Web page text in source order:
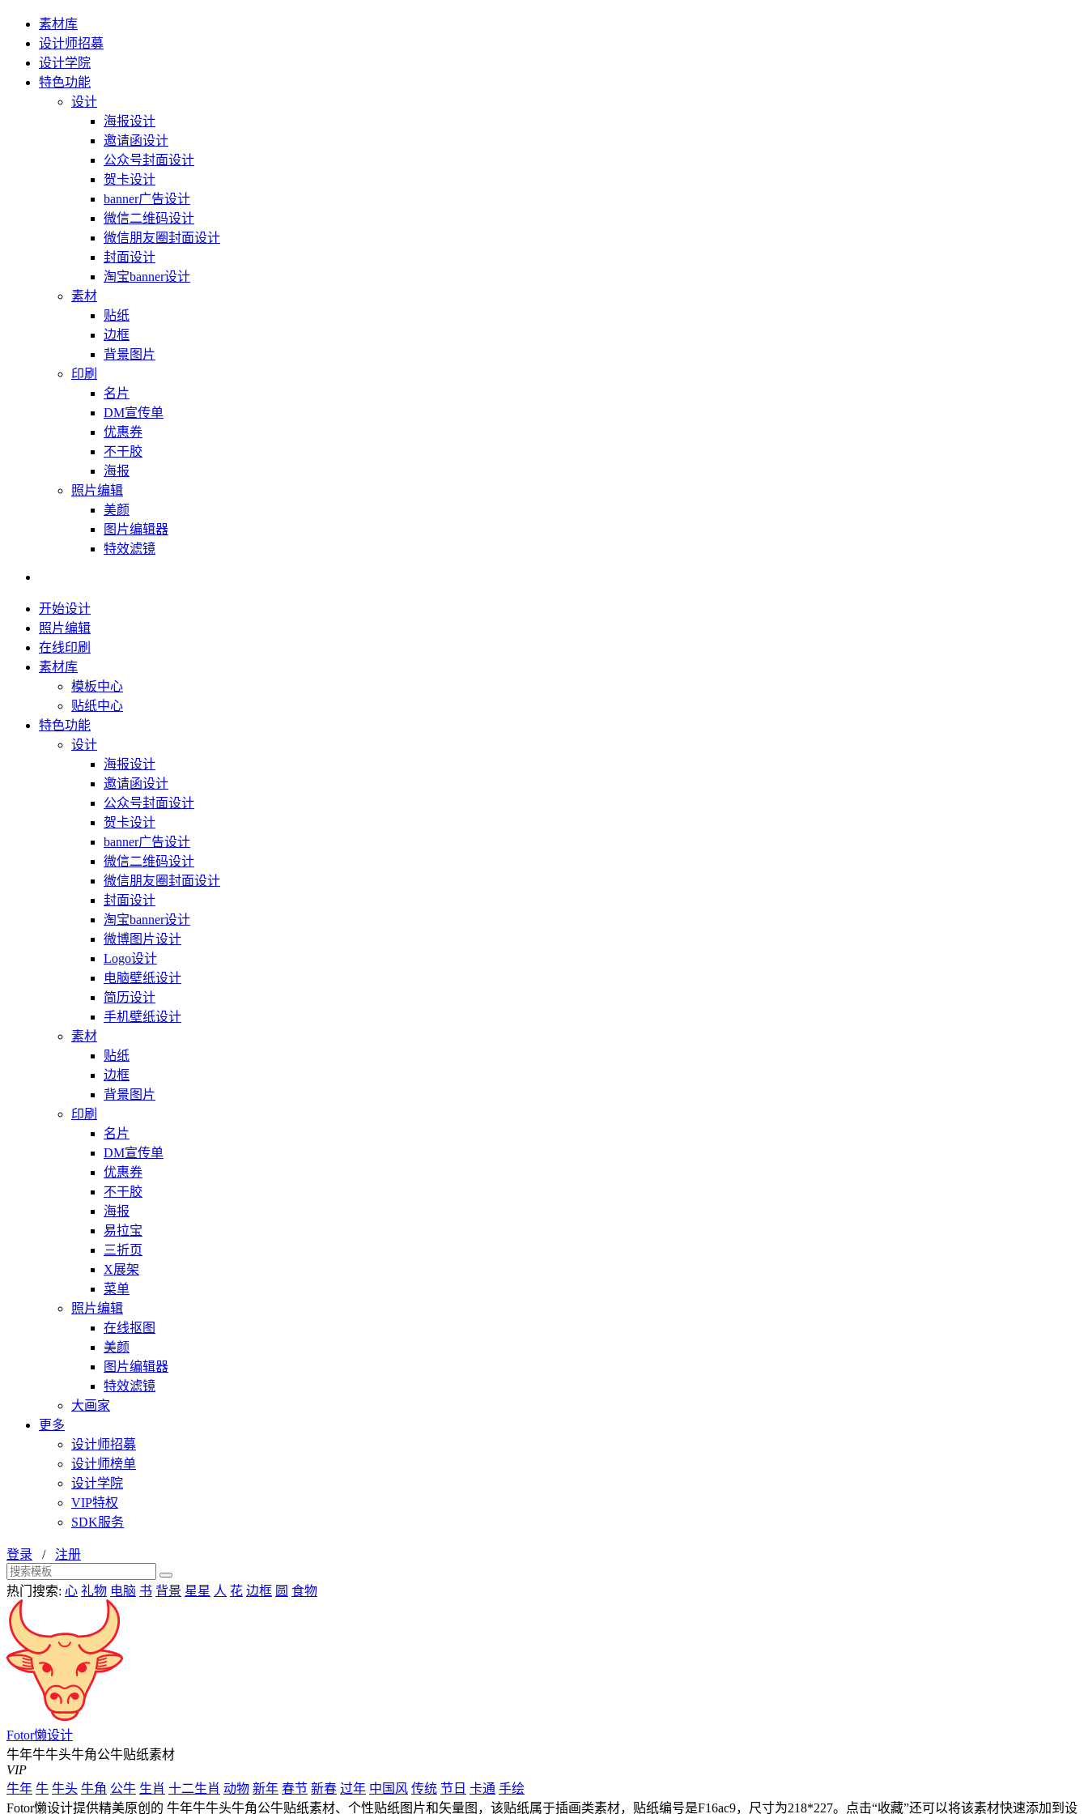
素材库
设计师招募
设计学院
特色功能
设计
海报设计
邀请函设计
公众号封面设计
贺卡设计
banner广告设计
微信二维码设计
微信朋友圈封面设计
封面设计
淘宝banner设计
素材
贴纸
边框
背景图片
印刷
名片
DM宣传单
优惠券
不干胶
海报
照片编辑
美颜
图片编辑器
特效滤镜
开始设计
照片编辑
在线印刷
素材库
模板中心
贴纸中心
特色功能
设计
海报设计
邀请函设计
公众号封面设计
贺卡设计
banner广告设计
微信二维码设计
微信朋友圈封面设计
封面设计
淘宝banner设计
微博图片设计
Logo设计
电脑壁纸设计
简历设计
手机壁纸设计
素材
贴纸
边框
背景图片
印刷
名片
DM宣传单
优惠券
不干胶
海报
易拉宝
三折页
X展架
菜单
照片编辑
在线抠图
美颜
图片编辑器
特效滤镜
大画家
更多
设计师招募
设计师榜单
设计学院
VIP特权
SDK服务
登录 / 注册
热门搜索: 心 礼物 电脑 书 背景 星星 人 花 边框 圆 食物
Fotor懒设计
牛年牛牛头牛角公牛贴纸素材
VIP
牛年 牛 牛头 牛角 公牛 生肖 十二生肖 动物 新年 春节 新春 过年 中国风 传统 节日 卡通 手绘
Fotor懒设计提供精美原创的 牛年牛牛头牛角公牛贴纸素材、个性贴纸图片和矢量图，该贴纸属于插画类素材，贴纸编号是F16ac9，尺寸为218*227。点击“收藏”还可以将该素材快速添加到设